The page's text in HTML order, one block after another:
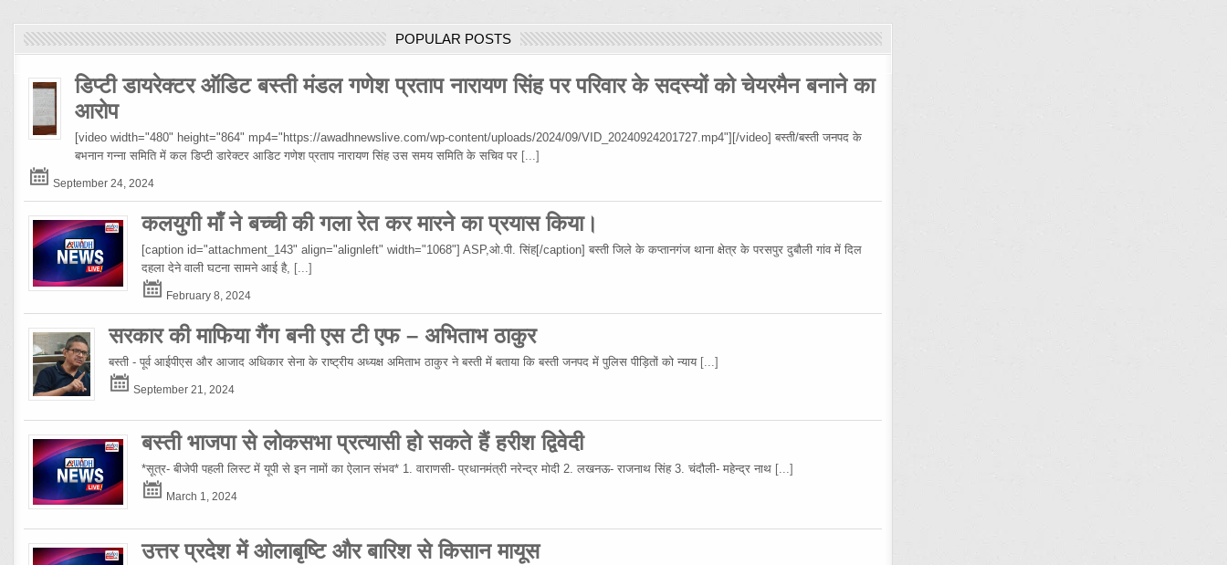
POPULAR POSTS
डिप्टी डायरेक्टर ऑडिट बस्ती मंडल गणेश प्रताप नारायण सिंह पर परिवार के सदस्यों को चेयरमैन बनाने का
आरोप
[video width="480" height="864" mp4="https://awadhnewslive.com/wp-content/uploads/2024/09/VID_20240924201727.mp4"][/video] बस्ती/बस्ती जनपद के
बभनान गन्ना समिति में कल डिप्टी डारेक्टर आडिट गणेश प्रताप नारायण सिंह उस समय समिति के सचिव पर [...]
September 24, 2024
कलयुगी माँ ने बच्ची की गला रेत कर मारने का प्रयास किया।
[caption id="attachment_143" align="alignleft" width="1068"] ASP,ओ.पी. सिंह[/caption] बस्ती जिले के कप्तानगंज थाना क्षेत्र के परसपुर दुबौली गांव में दिल
दहला देने वाली घटना सामने आई है, [...]
February 8, 2024
सरकार की माफिया गैंग बनी एस टी एफ – अभिताभ ठाकुर
बस्ती - पूर्व आईपीएस और आजाद अधिकार सेना के राष्ट्रीय अध्यक्ष अमिताभ ठाकुर ने बस्ती में बताया कि बस्ती जनपद में पुलिस पीड़ितों को न्याय [...]
September 21, 2024
बस्ती भाजपा से लोकसभा प्रत्यासी हो सकते हैं हरीश द्विवेदी
*सूत्र- बीजेपी पहली लिस्ट में यूपी से इन नामों का ऐलान संभव* 1. वाराणसी- प्रधानमंत्री नरेन्द्र मोदी 2. लखनऊ- राजनाथ सिंह 3. चंदौली- महेन्द्र नाथ [...]
March 1, 2024
उत्तर प्रदेश में ओलाबृष्टि और बारिश से किसान मायूस